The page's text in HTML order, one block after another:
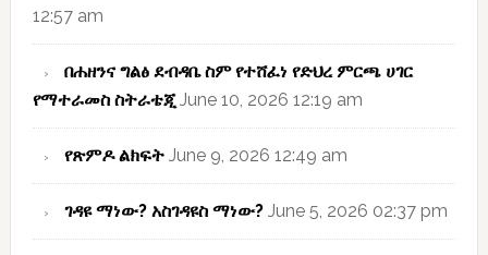
12:57 am
በሐዘንና ግልፅ ደብዳቤ ስም የተሸፈነ የድህረ ምርጫ ሀገር
የማተራመስ ስትራቴጂ June 10, 2026 12:19 am
የጽምዶ ልክፍት June 9, 2026 12:49 am
ገዳዩ ማነው? አስገዳዩስ ማነው? June 5, 2026 02:37 pm